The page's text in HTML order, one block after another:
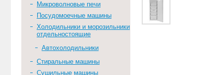
Микроволновые печи
Посудомоечные машины
Холодильники и морозильники
отдельностоящие
Автохолодильники
Стиральные машины
Сушильные машины